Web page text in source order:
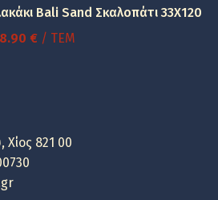
τιμή
είναι:
39.90 €.
Bali Sand Σκαλοπάτι 33Χ120
€Η/ ΤΕΜ
Χίος 821 00